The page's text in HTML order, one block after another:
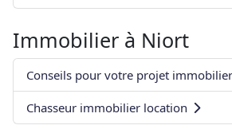
Immobilier à Niort
Conseils pour votre projet
Chasseur immobilier location